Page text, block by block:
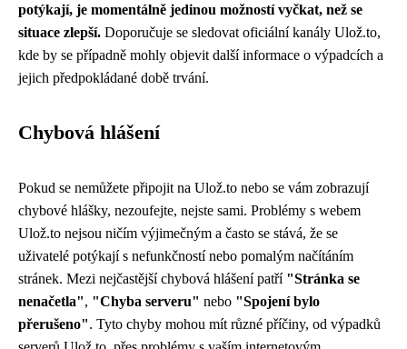
potýkají, je momentálně jedinou možností vyčkat, než se
situace zlepší. Doporučuje se sledovat oficiální kanály Ulož.to,
kde by se případně mohly objevit další informace o výpadcích a
jejich předpokládané době trvání.
Chybová hlášení
Pokud se nemůžete připojit na Ulož.to nebo se vám zobrazují
chybové hlášky, nezoufejte, nejste sami. Problémy s webem
Ulož.to nejsou ničím výjimečným a často se stává, že se
uživatelé potýkají s nefunkčností nebo pomalým načítáním
stránek. Mezi nejčastější chybová hlášení patří "Stránka se
nenačetla", "Chyba serveru" nebo "Spojení bylo
přerušeno". Tyto chyby mohou mít různé příčiny, od výpadků